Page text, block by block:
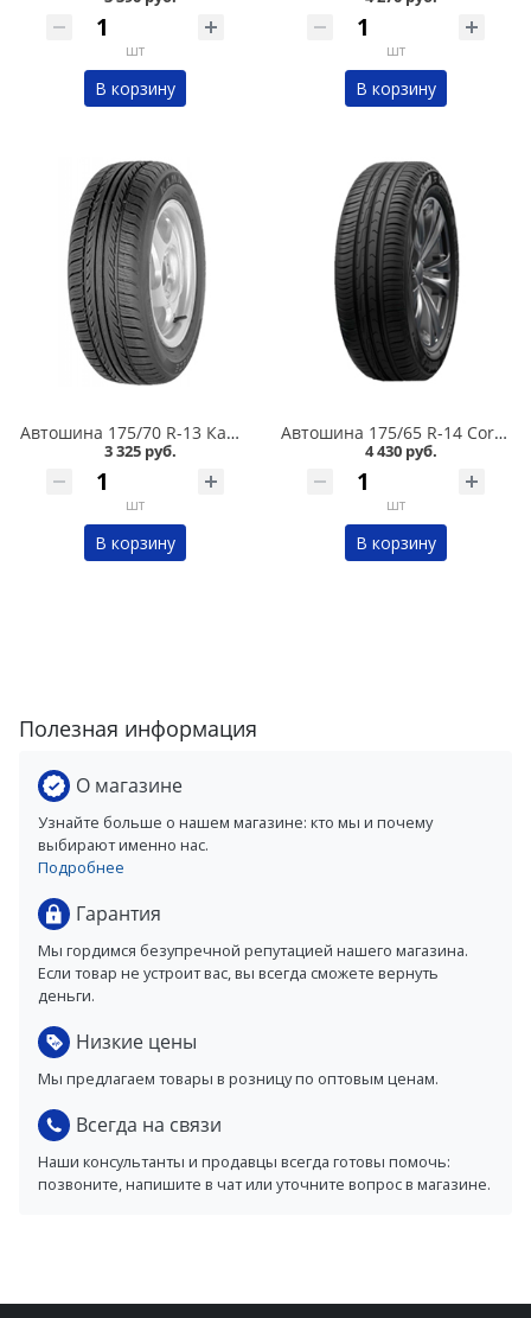
шт
В корзину
шт
В корзину
Автошина 175/70 R-13 Кама Breeze (НК-132) 82T в Кургане
3 325 руб.
шт
В корзину
Автошина 175/65 R-14 Cordiant Comfort 2 86H в Кургане
4 430 руб.
шт
В корзину
Полезная информация
О магазине
Узнайте больше о нашем магазине: кто мы и почему
выбирают именно нас.
Подробнее
Гарантия
Мы гордимся безупречной репутацией нашего магазина.
Если товар не устроит вас, вы всегда сможете вернуть
деньги.
Низкие цены
Мы предлагаем товары в розницу по оптовым ценам.
Всегда на связи
Наши консультанты и продавцы всегда готовы помочь:
позвоните, напишите в чат или уточните вопрос в магазине.